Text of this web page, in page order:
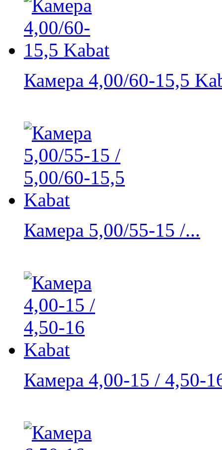
Камера 4,00/60-15,5
Камера 5,00/55-15 /...
Камера 4,00-15 / 4,50-